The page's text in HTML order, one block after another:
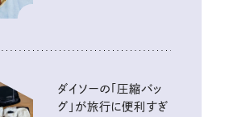
ダイソーの「圧縮バッ
グ」が旅行に便利すぎ